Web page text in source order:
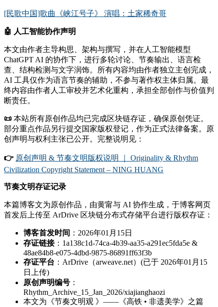
[民歌中国]歌曲《峡江号子》 演唱：土家稀奇哥
🤖 人工智能协作声明
本文由作者主导构思、架构与撰写，并在人工智能模型
ChatGPT AI 的协作下，进行多轮讨论、节奏输出、语言检
查、结构检测与文字润饰。所有内容均由作者独立主创完成，
AI 工具仅作为语言节奏的辅助，不参与著作权主体归属。最
终内容由作者人工审校并艺术化重构，承担全部创作与价值判
断责任。
📜 本站所有原创作品均已完成区块链存证，确保原创凭证。
部分重点作品另行提交国家版权登记，作为正式法律备案。原
创声明与权利主张已公开。完整说明见：
👉 原创声明 & 节奏文明版权说明 ｜ Originality & Rhythm
Civilization Copyright Statement – NING HUANG
节奏文明存证记录
本篇博客文为原创作品，由黄甯与 AI 协作生成，于博客网页
首发后上传至 ArDrive 区块链分布式存储平台进行版权存证：
博客首发时间 ：2026年01月15日
存证链接：1a138c1d-74ca-4b39-aa35-a291ec5fda5e &
48ae84b8-e075-4dbd-9875-86891ff63f3b
存证平台 ：ArDrive（arweave.net）(已于 2026年01月15
日上传)
原创声明编号 ：
Rhythm_Archive_15_Jan_2026/xiajianghaozi
本文为《节奏文明观 》——《高铁 • 非遗美学》之篇